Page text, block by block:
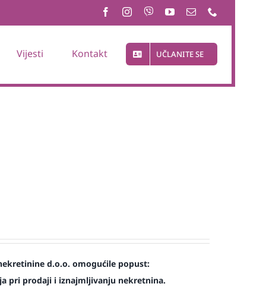
Vijesti Kontakt UČLANITE SE
d.o.o. omogućile popust:
pri prodaji i iznajmljivanju nekretnina.